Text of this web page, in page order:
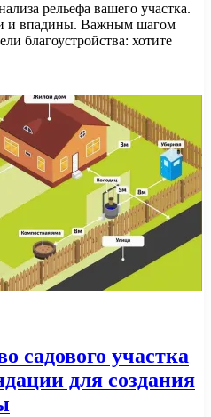
рельефа вашего участка.
и впадины. Важным шагом
благоустройства: хотите
садового участка
для создания